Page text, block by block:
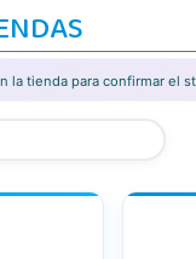
la tienda para confirmar el